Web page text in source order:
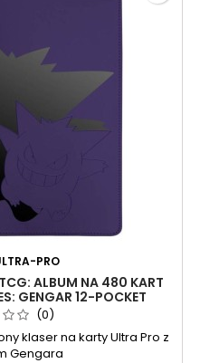
PRO
ALBUM NA 480 KART
GENGAR 12-POCKET
BINDER
(0)
klaser na karty Ultra Pro z
Gengara